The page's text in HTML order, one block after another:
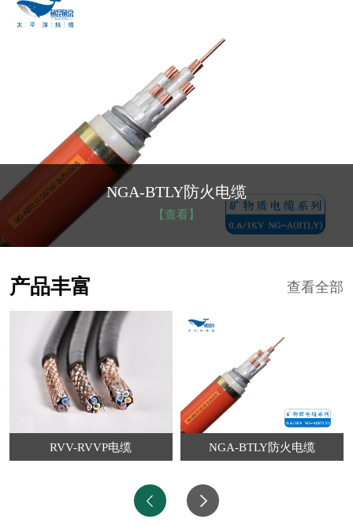
NGA-BTLY防火电缆
【查看】
查看全部
产品丰富
RVV-RVVP电缆 NGA-BTLY防火电缆